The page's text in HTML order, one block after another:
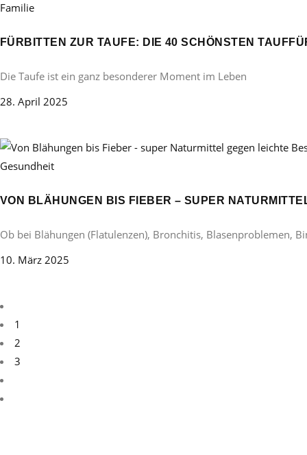
Familie
FÜRBITTEN ZUR TAUFE: DIE 40 SCHÖNSTEN
Die Taufe ist ein ganz besonderer Moment im Leben
28. April 2025
Gesundheit
VON BLÄHUNGEN BIS FIEBER – SUPER
Ob bei Blähungen (Flatulenzen), Bronchitis, Blasenproblemen,
10. März 2025
1
2
3